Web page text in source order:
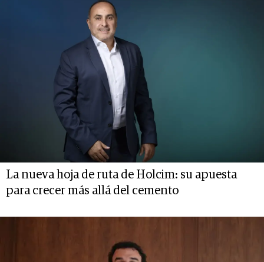
La nueva hoja de ruta de Holcim: su apuesta
para crecer más allá del cemento